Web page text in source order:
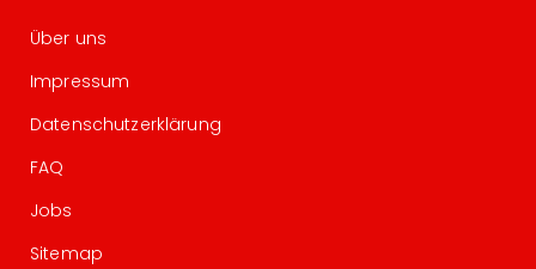
Über uns
Impressum
Datenschutzerklärung
FAQ
Jobs
Sitemap